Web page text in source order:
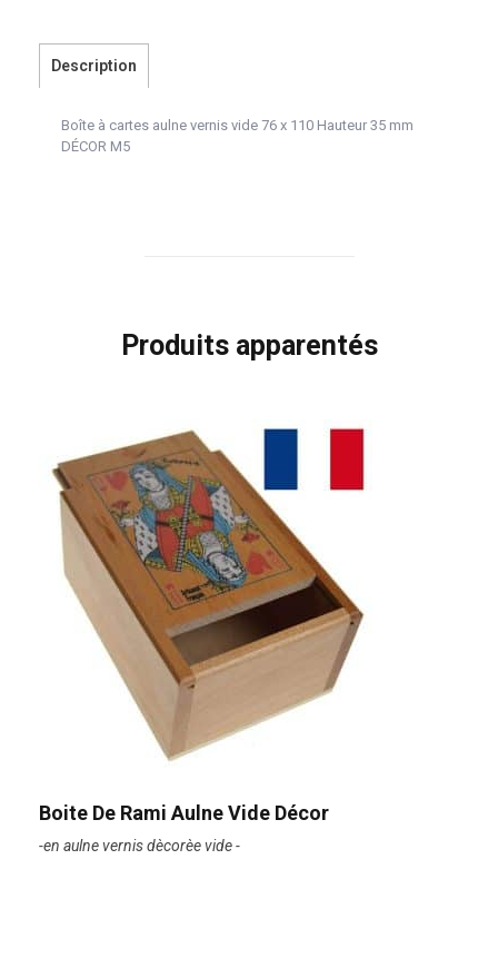
Description
Boîte à cartes aulne vernis vide 76 x 110 Hauteur 35 mm
DÉCOR M5
Produits apparentés
Boite De Rami Aulne Vide Décor
-en aulne vernis dècorèe vide -